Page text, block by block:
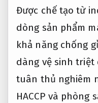
Được chế tạo từ
dòng sản phẩm
khả năng chống
dàng vệ sinh triệt
tuân thủ nghiêm
HACCP và phòng